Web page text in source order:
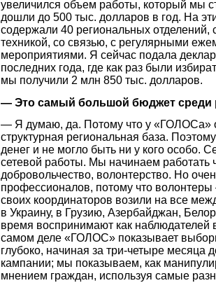
увеличился объем работы, который мы
дошли до 500 тыс. долларов в год. На
содержали 40 региональных отделений,
техникой, со связью, с регулярными
мероприятиями. Я сейчас подала
последних года, где как раз были
мы получили 2 млн 850 тыс. долларов.
— Это самый большой бюджет среди
— Я думаю, да. Потому что у «ГОЛОСа»
структурная региональная база.
денег и не могло быть ни у кого особо.
сетевой работы. Мы начинаем работать
добровольчество, волонтерство. Но
профессионалов, потому что
своих координаторов возили на все
в Украину, в Грузию, Азербайджан,
время воспринимают как наблюдателей
самом деле «ГОЛОС» показывает
глубоко, начиная за три-четыре месяца
кампании; мы показываем, как
мнением граждан, используя самые